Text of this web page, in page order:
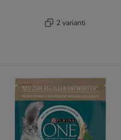
2 varianti